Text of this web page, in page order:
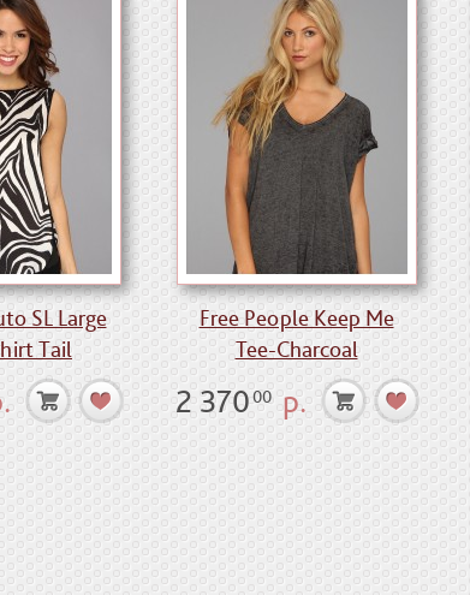
SL Large
Tail
Free People Keep Me
Tee-Charcoal
2 37000 р.